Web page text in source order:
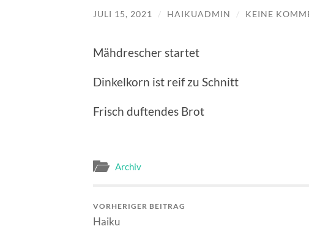
JULI 15, 2021 / HAIKUADMIN / KEINE
Mähdrescher startet
Dinkelkorn ist reif zu Schnitt
Frisch duftendes Brot
Archiv
VORHERIGER BEITRAG
Haiku